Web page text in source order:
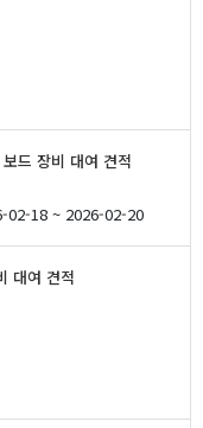
드 장비 대여 견적
02-18 ~ 2026-02-20
대여 견적